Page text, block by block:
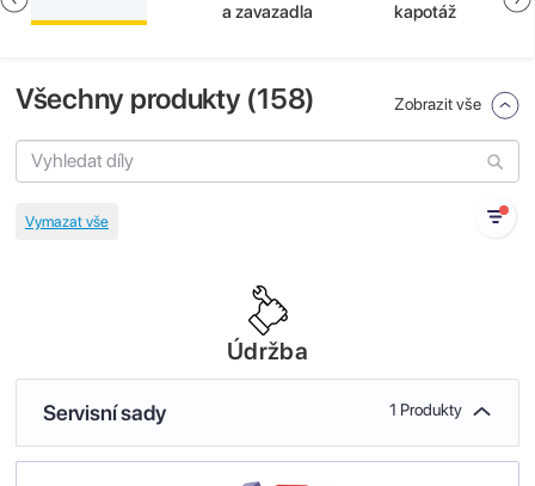
a zavazadla
kapotáž
Všechny produkty (158) Zobrazit vše
Údržba
Servisní sady 1 Produkty